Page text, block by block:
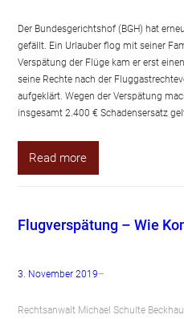
Der Bundesgerichtshof (BGH) hat
gefällt. Ein Urlauber flog mit seiner
Verspätung der Flüge kam er erst
seine Rechte nach der
aufgeklärt. Wegen der Verspätung
insgesamt 2.400 € Schadensersatz
Read more
Flugverspätung – Wie
3. November 2019–
Rechtsanwalt Michael Schulte